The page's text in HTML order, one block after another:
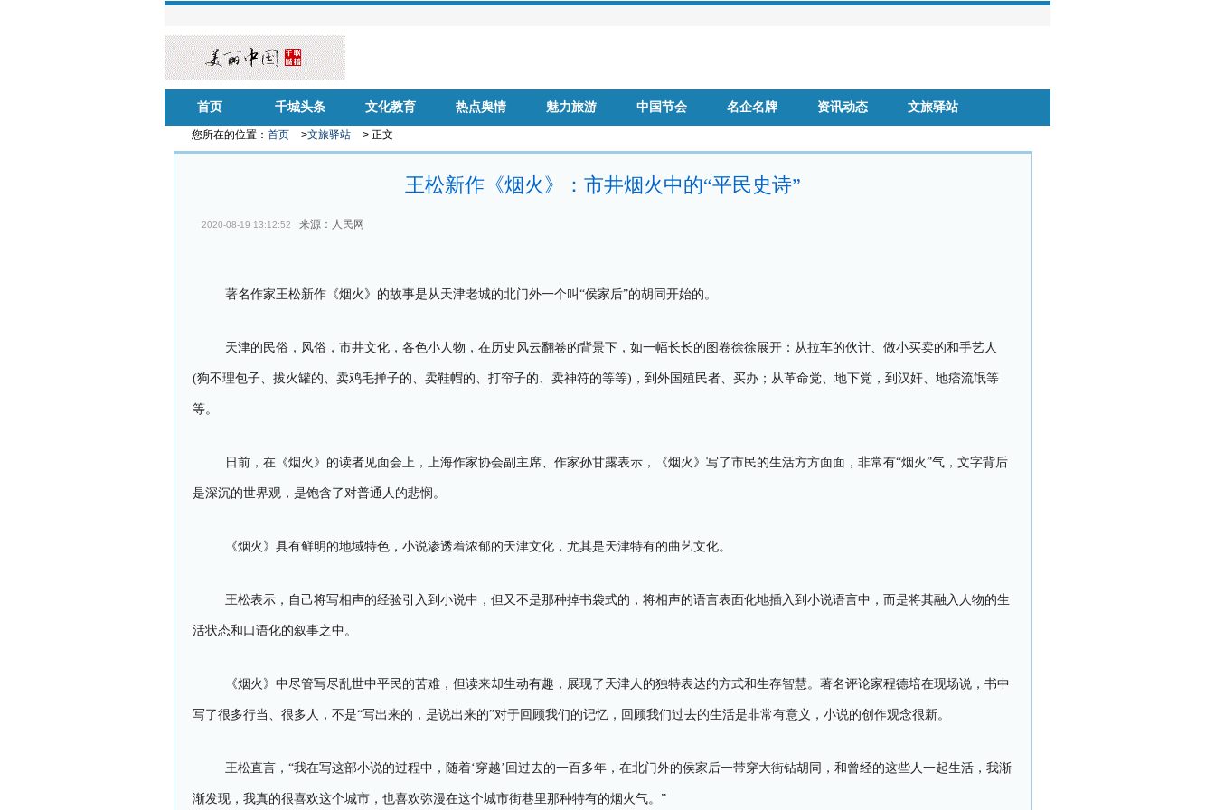
首页 千城头条 文化教育 热点舆情 魅力旅游 中国节会 名企名牌 资讯动态 文旅驿站
您所在的位置： 首页 >文旅驿站 > 正文
王松新作《烟火》：市井烟火中的“平民史诗”
2020-08-19 13:12:52 来源：人民网
著名作家王松新作《烟火》的故事是从天津老城的北门外一个叫“侯家后”的胡同开始的。
天津的民俗，风俗，市井文化，各色小人物，在历史风云翻卷的背景下，如一幅长长的图卷徐徐展开：从拉车的伙计、做小买卖的和手艺人
(狗不理包子、拔火罐的、卖鸡毛掸子的、卖鞋帽的、打帘子的、卖神符的等等)，到外国殖民者、买办；从革命党、地下党，到汉奸、地痞流氓等
等。
日前，在《烟火》的读者见面会上，上海作家协会副主席、作家孙甘露表示，《烟火》写了市民的生活方方面面，非常有“烟火”气，文字背后
是深沉的世界观，是饱含了对普通人的悲悯。
《烟火》具有鲜明的地域特色，小说渗透着浓郁的天津文化，尤其是天津特有的曲艺文化。
王松表示，自己将写相声的经验引入到小说中，但又不是那种掉书袋式的，将相声的语言表面化地插入到小说语言中，而是将其融入人物的生
活状态和口语化的叙事之中。
《烟火》中尽管写尽乱世中平民的苦难，但读来却生动有趣，展现了天津人的独特表达的方式和生存智慧。著名评论家程德培在现场说，书中
写了很多行当、很多人，不是“写出来的，是说出来的”对于回顾我们的记忆，回顾我们过去的生活是非常有意义，小说的创作观念很新。
王松直言，“我在写这部小说的过程中，随着‘穿越’回过去的一百多年，在北门外的侯家后一带穿大街钻胡同，和曾经的这些人一起生活，我渐
渐发现，我真的很喜欢这个城市，也喜欢弥漫在这个城市街巷里那种特有的烟火气。”